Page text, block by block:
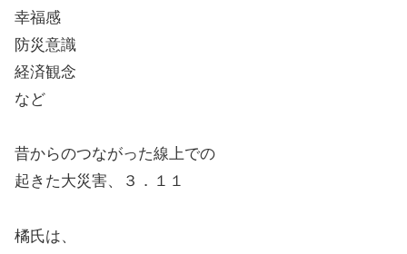
幸福感
防災意識
経済観念
など
昔からのつながった線上での
起きた大災害、３．１１
橘氏は、